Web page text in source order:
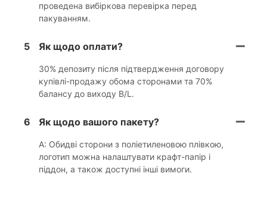
проведена вибіркова перевірка перед
пакуванням.
5 Як щодо оплати?
30% депозиту після підтвердження договору
купівлі-продажу обома сторонами та 70%
балансу до виходу B/L.
6 Як щодо вашого пакету?
A: Обидві сторони з поліетиленовою плівкою,
логотип можна налаштувати крафт-папір і
піддон, а також доступні інші вимоги.